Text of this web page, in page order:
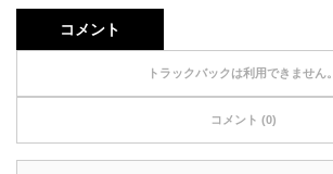
コメント
トラックバックは利用できません。
コメント (0)